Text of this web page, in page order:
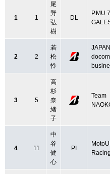
1 1
尾
野
弘
樹
DL
P.MU
2 2
若
松
怜
3 5
高
杉
奈
緒
子
Team
4 11
中
谷
健
心
PI
Racing